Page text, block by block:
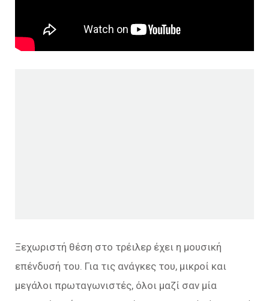
Ξεχωριστή θέση στο τρέιλερ έχει η μουσική
επένδυσή του. Για τις ανάγκες του, μικροί και
μεγάλοι πρωταγωνιστές, όλοι μαζί σαν μία